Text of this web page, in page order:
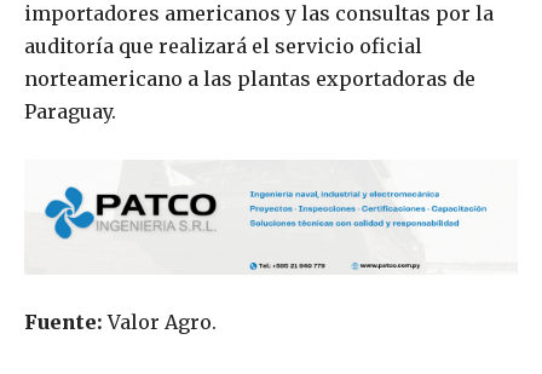
importadores americanos y las consultas por la
auditoría que realizará el servicio oficial
norteamericano a las plantas exportadoras de
Paraguay.
Fuente: Valor Agro.